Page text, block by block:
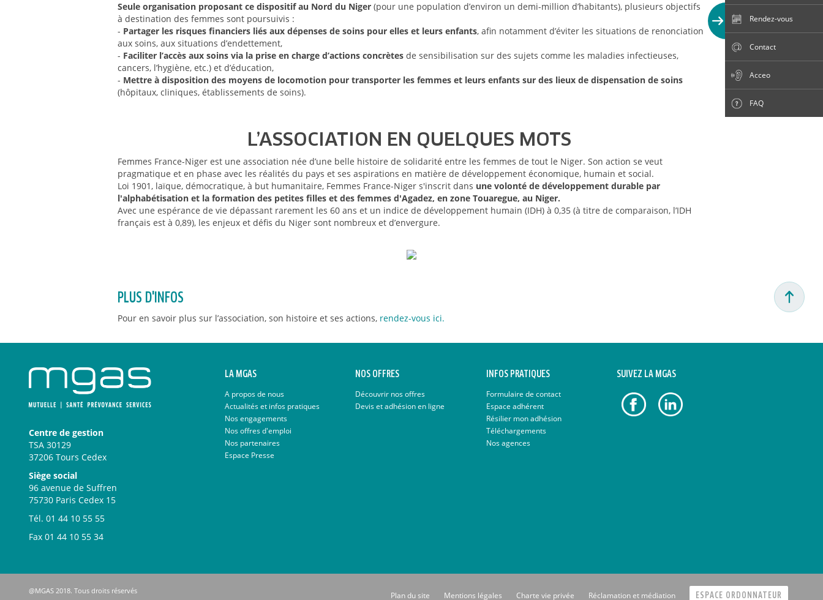
Seule organisation proposant ce dispositif au Nord du Niger (pour une population d’environ un demi-million d’habitants), plusieurs objectifs
à destination des femmes sont poursuivis :
- Partager les risques financiers liés aux dépenses de soins pour elles et leurs enfants, afin notamment d’éviter les situations de renonciation
aux soins, aux situations d’endettement,
- Faciliter l’accès aux soins via la prise en charge d’actions concrètes de sensibilisation sur des sujets comme les maladies infectieuses,
cancers, l’hygiène, etc.) et d’éducation,
- Mettre à disposition des moyens de locomotion pour transporter les femmes et leurs enfants sur des lieux de dispensation de soins
(hôpitaux, cliniques, établissements de soins).
L’ASSOCIATION EN QUELQUES MOTS
Femmes France-Niger est une association née d’une belle histoire de solidarité entre les femmes de tout le Niger. Son action se veut
pragmatique et en phase avec les réalités du pays et ses aspirations en matière de développement économique, humain et social.
Loi 1901, laïque, démocratique, à but humanitaire, Femmes France-Niger s'inscrit dans une volonté de développement durable par
l'alphabétisation et la formation des petites filles et des femmes d'Agadez, en zone Touaregue, au Niger.
Avec une espérance de vie dépassant rarement les 60 ans et un indice de développement humain (IDH) à 0,35 (à titre de comparaison, l’IDH
français est à 0,89), les enjeux et défis du Niger sont nombreux et d’envergure.
PLUS D'INFOS
Pour en savoir plus sur l’association, son histoire et ses actions, rendez-vous ici.
Centre de gestion
TSA 30129
37206 Tours Cedex
Siège social
96 avenue de Suffren
75730 Paris Cedex 15
Tél. 01 44 10 55 55
Fax 01 44 10 55 34
LA MGAS
A propos de nous
Actualités et infos pratiques
Nos engagements
Nos offres d'emploi
Nos partenaires
Espace Presse
NOS OFFRES
Découvrir nos offres
Devis et adhésion en ligne
INFOS PRATIQUES
Formulaire de contact
Espace adhérent
Résilier mon adhésion
Téléchargements
Nos agences
SUIVEZ LA MGAS
@MGAS 2018. Tous droits réservés Plan du site Mentions légales Charte vie privée Réclamation et médiation ESPACE ORDONNATEUR
Rendez-vous
Contact
Acceo
FAQ